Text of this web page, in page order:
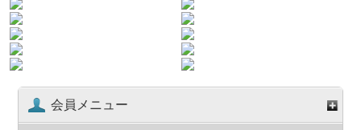
会員メニュー